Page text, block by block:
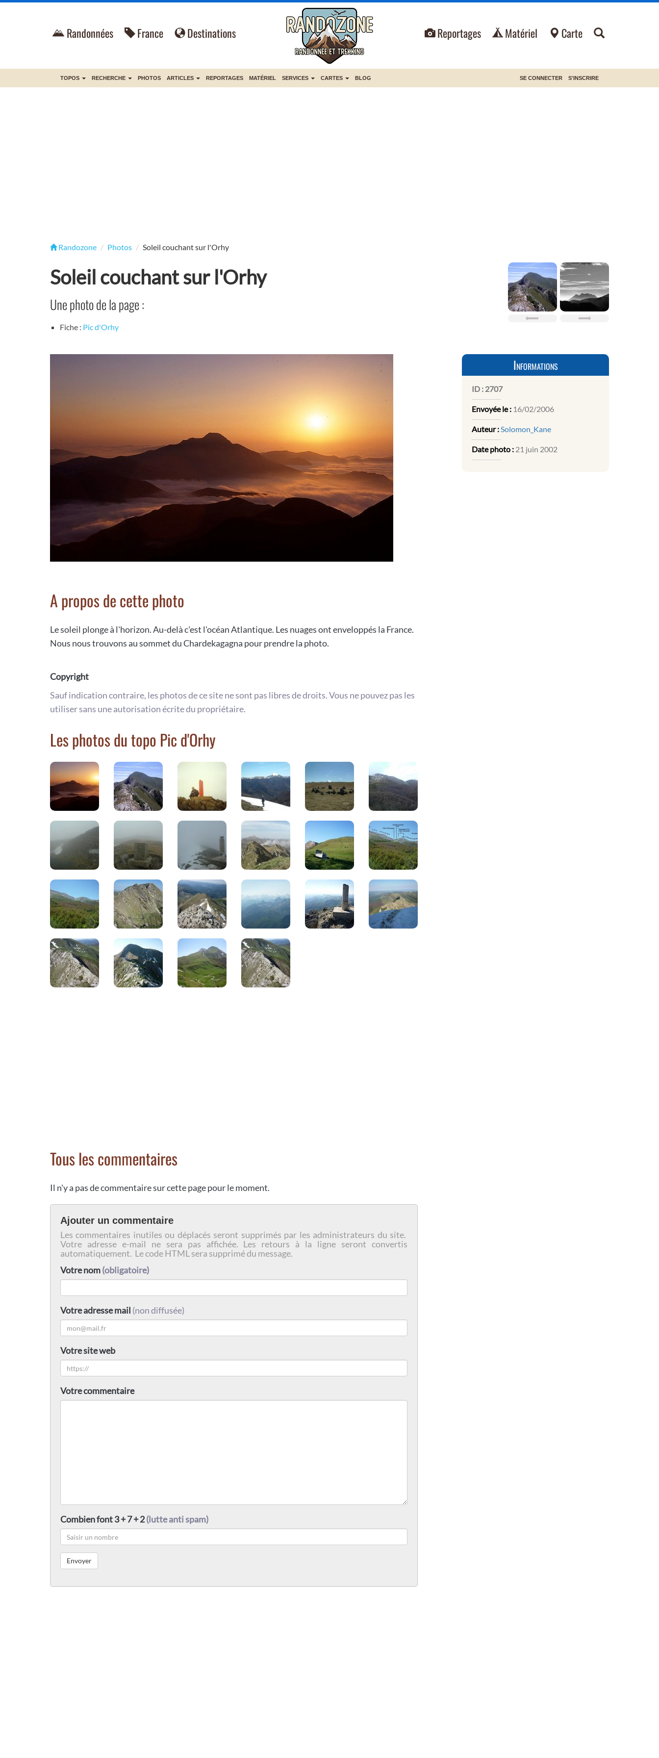
Randonnées France Destinations Reportages Matériel Carte
TOPOS RECHERCHE PHOTOS ARTICLES REPORTAGES MATÉRIEL SERVICES CARTES BLOG SE CONNECTER S'INSCRIRE
Randozone Photos Soleil couchant sur l'Orhy
Soleil couchant sur l'Orhy
Une photo de la page :
Fiche : Pic d'Orhy
A propos de cette photo
Le soleil plonge à l'horizon. Au-delà c'est l'océan Atlantique. Les nuages ont enveloppés la France.
Nous nous trouvons au sommet du Chardekagagna pour prendre la photo.
Copyright
Sauf indication contraire, les photos de ce site ne sont pas libres de droits. Vous ne pouvez pas les
utiliser sans une autorisation écrite du propriétaire.
Les photos du topo Pic d'Orhy
Tous les commentaires
Il n'y a pas de commentaire sur cette page pour le moment.
Ajouter un commentaire
Les commentaires inutiles ou déplacés seront supprimés par les administrateurs du site.
Votre adresse e-mail ne sera pas affichée. Les retours à la ligne seront convertis
automatiquement. Le code HTML sera supprimé du message.
Votre nom(obligatoire)
Votre adresse mail (non diffusée)
Votre site web
Votre commentaire
Combien font 3 + 7 + 2(lutte anti spam)
Informations
ID : 2707
Envoyée le : 16/02/2006
Auteur :Solomon_Kane
Date photo : 21 juin 2002